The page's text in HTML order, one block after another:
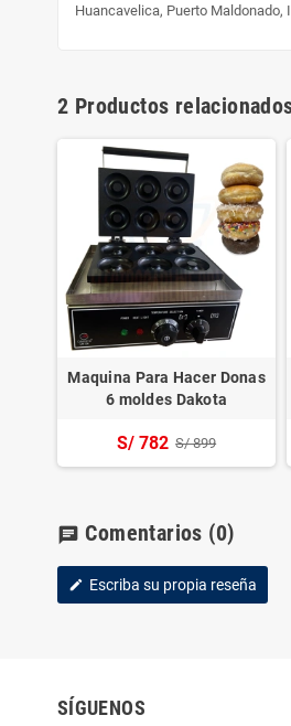
Huancavelica, Puerto Maldonado,
2 Productos
Maquina Para Hacer Donas
6 moldes Dakota
S/ 782 S/ 899
chat Comentarios (0)
edit Escriba su propia reseña
SÍGUENOS